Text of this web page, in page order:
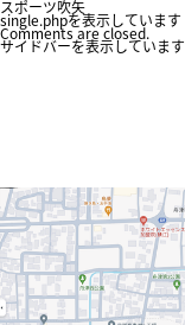
スポーツ吹矢
single.phpを表示しています
Comments are closed.
サイドバーを表示しています